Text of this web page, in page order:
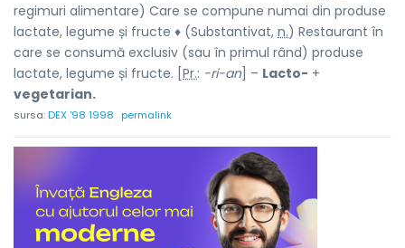
regimuri alimentare) Care se compune numai din produse
lactate, legume și fructe ♦ (Substantivat, n.) Restaurant în
care se consumă exclusiv (sau în primul rând) produse
lactate, legume și fructe. [ Pr.: -ri-an] – Lacto- +
vegetarian.
sursa:DEX '98 1998 permalink